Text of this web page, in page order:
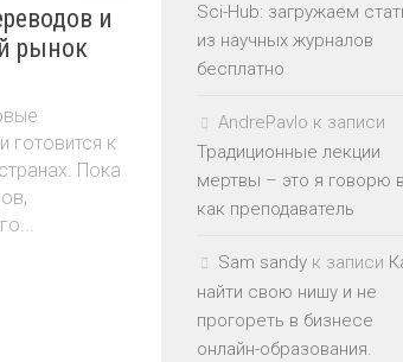
и
рынок
готовится к
Пока
Sci-Hub: загружаем
из научных журналов
бесплатно
AndrePavlo к записи
Традиционные лекции
мертвы – это я говорю
как преподаватель
Sam sandy к записи
найти свою нишу и не
прогореть в бизнесе
онлайн-образования.